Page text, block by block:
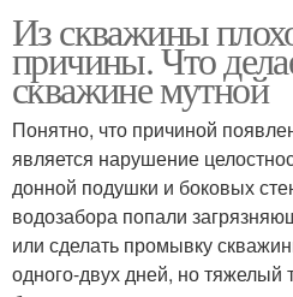
Из скважины
причины. Что
скважине мутной
Понятно, что причиной
является нарушение
донной подушки и боковых
водозабора попали
или сделать промывку
одного-двух дней, но тяжелый